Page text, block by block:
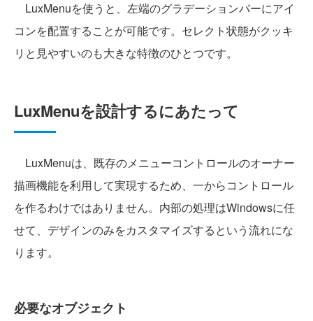
LuxMenuを使うと、左端のグラデーションバーにアイ
コンを配置することが可能です。セレクト状態がクッキ
リと見やすいのも大きな特徴のひとつです。
LuxMenuを設計するにあたって
LuxMenuは、既存のメニューコントロールのオーナー
描画機能を利用して実現するため、一からコントロール
を作るわけではありません。内部の処理はWindowsに任
せて、デザインのみをカスタマイズするという流れにな
ります。
必要なオブジェクト